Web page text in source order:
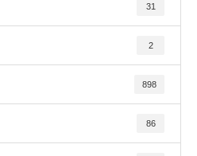
31
2
898
86